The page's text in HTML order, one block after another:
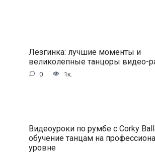
Лезгинка: лучшие моменты и
великолепные танцоры видео-
0 1к.
Видеоуроки по румбе с Corky
обучение танцам на
уровне